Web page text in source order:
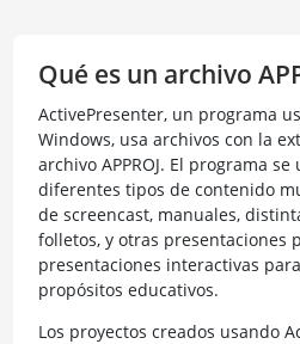
Qué es un archivo
ActivePresenter, un programa
Windows, usa archivos con la
archivo APPROJ. El programa
diferentes tipos de contenido
de screencast, manuales,
folletos, y otras presentaciones
presentaciones interactivas
propósitos educativos.
Los proyectos creados usando